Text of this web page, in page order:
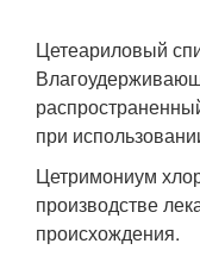
Цетеариловый
при
Цетримониум
производстве
происхождения.